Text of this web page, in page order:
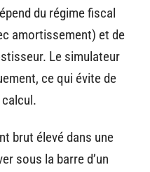
du régime fiscal
amortissement) et de
Le simulateur
ce qui évite de
brut élevé dans une
sous la barre d’un